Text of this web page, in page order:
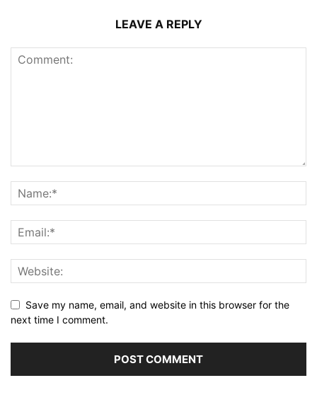
LEAVE A REPLY
Save my name, email, and website in this browser for the
next time I comment.